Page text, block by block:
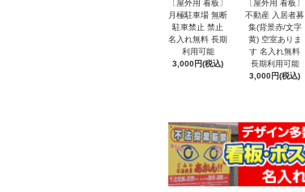
〔屋外用 看板〕
月極駐車場 無断
駐車禁止 禁止
名入れ無料 長期
利用可能
3,000円(税込)
〔屋外用 看板〕
不動産 入居者募
集(背景赤/文字
黄) 空室ありま
す 名入れ無料
長期利用可能
3,000円(税込)